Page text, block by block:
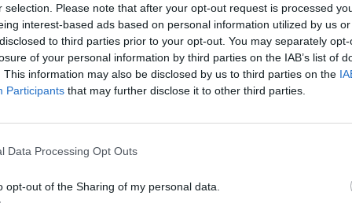
selection. Please note that after your opt-out request is processed
interest-based ads based on personal information utilized by us
to third parties prior to your opt-out. You may separately
of your personal information by third parties on the IAB’s list of
This information may also be disclosed by us to third parties on the
Participants that may further disclose it to other third parties.
Data Processing Opt Outs
opt-out of the Sharing of my personal data.
os dias 18 e 26 de julho, no Clube de Ténis
o regresso da competição ao circuito
de, na edição anterior, ter integrado o circuito
o primeiro título ATP da carreira ao
uma edição marcada pela elevada
portugueses e pela projeção internacional
nos dias 18 e 19 de julho, reunindo dezenas de